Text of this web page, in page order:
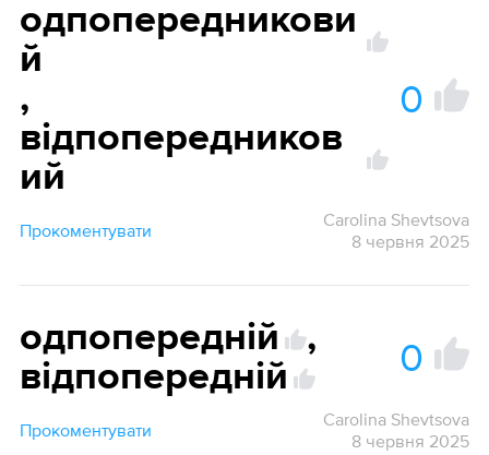
одпопередникови
й
,
відпопередников
ий
0
Прокоментувати
Carolina Shevtsova
8 червня 2025
одпопередній
,
відпопередній
0
Прокоментувати
Carolina Shevtsova
8 червня 2025